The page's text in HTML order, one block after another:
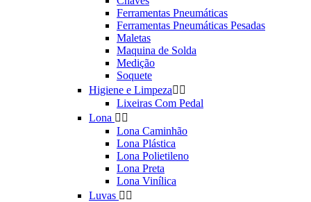
Ferramentas Pneumáticas
Ferramentas Pneumáticas Pesadas
Maletas
Maquina de Solda
Medição
Soquete
Higiene e Limpeza 
Lixeiras Com Pedal
Lona  
Lona Caminhão
Lona Plástica
Lona Polietileno
Lona Preta
Lona Vinílica
Luvas  